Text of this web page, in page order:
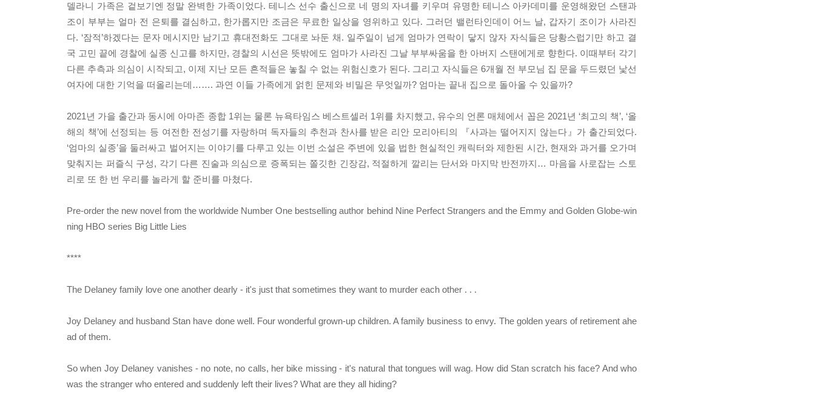
델라니 가족은 겉보기엔 정말 완벽한 가족이었다. 테니스 선수 출신으로 네 명의 자녀를 키우며 유명한 테니스 아카데미를 운영해왔던 스탠과
조이 부부는 얼마 전 은퇴를 결심하고, 한가롭지만 조금은 무료한 일상을 영위하고 있다. 그러던 밸런타인데이 어느 날, 갑자기 조이가 사라진
다. ‘잠적’하겠다는 문자 메시지만 남기고 휴대전화도 그대로 놔둔 채. 일주일이 넘게 엄마가 연락이 닿지 않자 자식들은 당황스럽기만 하고 결
국 고민 끝에 경찰에 실종 신고를 하지만, 경찰의 시선은 뜻밖에도 엄마가 사라진 그날 부부싸움을 한 아버지 스탠에게로 향한다. 이때부터 각기
다른 추측과 의심이 시작되고, 이제 지난 모든 흔적들은 놓칠 수 없는 위험신호가 된다. 그리고 자식들은 6개월 전 부모님 집 문을 두드렸던 낯선
여자에 대한 기억을 떠올리는데……. 과연 이들 가족에게 얽힌 문제와 비밀은 무엇일까? 엄마는 끝내 집으로 돌아올 수 있을까?
2021년 가을 출간과 동시에 아마존 종합 1위는 물론 뉴욕타임스 베스트셀러 1위를 차지했고, 유수의 언론 매체에서 꼽은 2021년 ‘최고의 책’, ‘올
해의 책’에 선정되는 등 여전한 전성기를 자랑하며 독자들의 추천과 찬사를 받은 리안 모리아티의 『사과는 떨어지지 않는다』가 출간되었다.
‘엄마의 실종’을 둘러싸고 벌어지는 이야기를 다루고 있는 이번 소설은 주변에 있을 법한 현실적인 캐릭터와 제한된 시간, 현재와 과거를 오가며
맞춰지는 퍼즐식 구성, 각기 다른 진술과 의심으로 증폭되는 쫄깃한 긴장감, 적절하게 깔리는 단서와 마지막 반전까지… 마음을 사로잡는 스토
리로 또 한 번 우리를 놀라게 할 준비를 마쳤다.
Pre-order the new novel from the worldwide Number One bestselling author behind Nine Perfect Strangers and the Emmy and Golden Globe-win
ning HBO series Big Little Lies
****
The Delaney family love one another dearly - it's just that sometimes they want to murder each other . . .
Joy Delaney and husband Stan have done well. Four wonderful grown-up children. A family business to envy. The golden years of retirement ahe
ad of them.
So when Joy Delaney vanishes - no note, no calls, her bike missing - it's natural that tongues will wag. How did Stan scratch his face? And who
was the stranger who entered and suddenly left their lives? What are they all hiding?